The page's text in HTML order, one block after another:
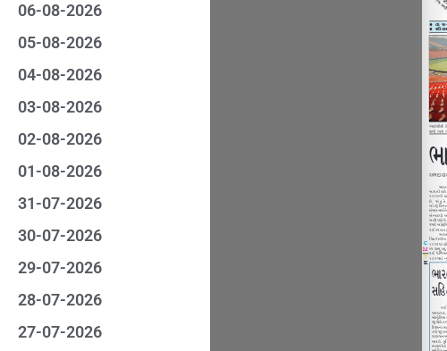
06-08-2026
05-08-2026
04-08-2026
03-08-2026
02-08-2026
01-08-2026
31-07-2026
30-07-2026
29-07-2026
28-07-2026
27-07-2026